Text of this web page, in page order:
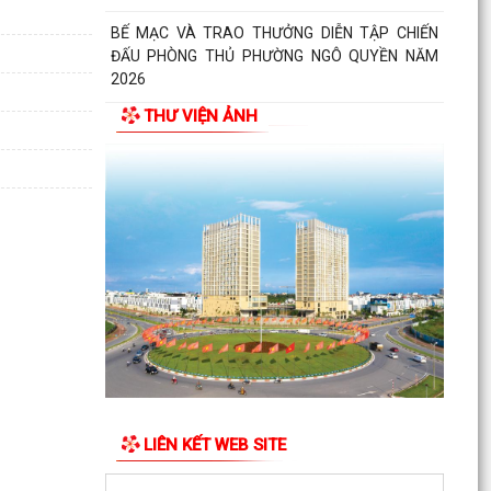
BẾ MẠC VÀ TRAO THƯỞNG DIỄN TẬP CHIẾN
ĐẤU PHÒNG THỦ PHƯỜNG NGÔ QUYỀN NĂM
2026
Phường Ngô Quyền khai mạc Diễn tập chiến đấu
ĐẢNG ỦY - HĐND - UBND - UB MTTQ VIỆT NAM
PHƯỜNG NGÔ QUYỀN THƯ TRI ÂN GIA ĐÌNH
CÁC ANH HÙNG LIỆT...
HƯỚNG DẪN SỬ DỤNG APP TRA CỨU SỬ DỤNG
ĐIỆN
Phường Ngô Quyền: Chuỗi hoạt động tri ân,
“Đền ơn đáp nghĩa” thiết thực nhân kỷ niệm 79
năm Ngày...
PHƯỜNG NGÔ QUYỀN TỔ CHỨC HỘI NGHỊ TRAO
THƯ VIỆN ẢNH
LIÊN KẾT WEB SITE